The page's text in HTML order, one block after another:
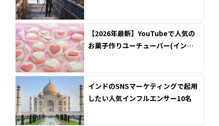
【2026年最新】YouTubeで人気の
お菓子作りユーチューバー(インフ
ルエンサー)
インドのSNSマーケティングで起用
したい人気インフルエンサー10名